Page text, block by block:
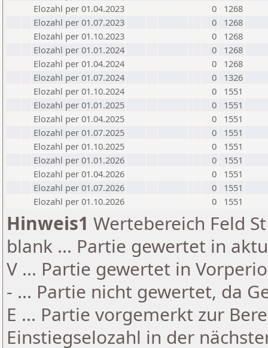
Elozahl per 01.04.2023
0
1268
Elozahl per 01.07.2023
0
1268
Elozahl per 01.10.2023
0
1268
Elozahl per 01.01.2024
0
1268
Elozahl per 01.04.2024
0
1268
Elozahl per 01.07.2024
0
1326
Elozahl per 01.10.2024
0
1551
Elozahl per 01.01.2025
0
1551
Elozahl per 01.04.2025
0
1551
Elozahl per 01.07.2025
0
1551
Elozahl per 01.10.2025
0
1551
Elozahl per 01.01.2026
0
1551
Elozahl per 01.04.2026
0
1551
Elozahl per 01.07.2026
0
1551
Elozahl per 01.10.2026
0 1551
Hinweis1 Wertebereich Feld
blank ... Partie gewertet in
V ... Partie gewertet in
- ... Partie nicht gewertet, da
E ... Partie vorgemerkt zur
Einstiegselozahl in der